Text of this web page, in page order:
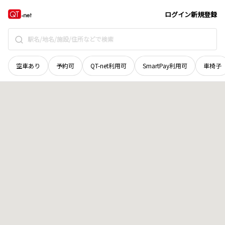
ログイン新規登録
空車あり 予約可 QT-net利用可 SmartPay利用可 車椅子
秋田県